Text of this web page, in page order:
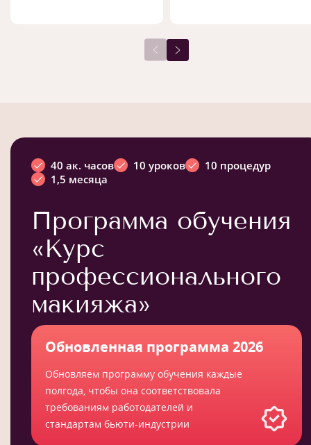
40 ак. часов 10 уроков
10 процедур
1,5 месяца
Программа обучения
«Курс
профессионального
макияжа»
Обновленная программа 2026
Обновляем программу обучения каждые
полгода, чтобы она соответствовала
требованиям работодателей и
стандартам бьюти-индустрии